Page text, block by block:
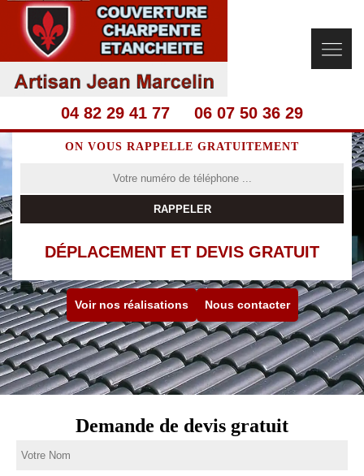
04 82 29 41 77 06 07 50 36 29
ON VOUS RAPPELLE GRATUITEMENT
DÉPLACEMENT ET DEVIS GRATUIT
Voir nos réalisations Nous contacter
Demande de devis gratuit